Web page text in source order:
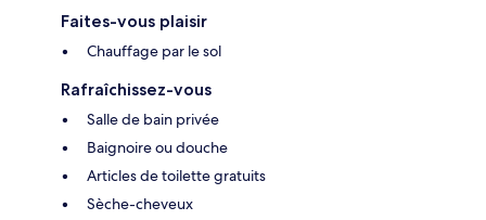
Faites-vous plaisir
Chauffage par le sol
Rafraîchissez-vous
Salle de bain privée
Baignoire ou douche
Articles de toilette gratuits
Sèche-cheveux